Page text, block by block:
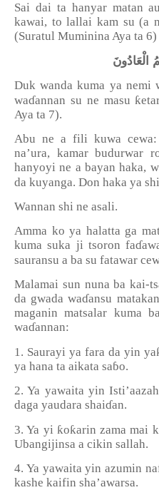
Sai dai ta hanyar matan
kawai, to lallai kam su (a
(Suratul Muminina Aya ta 6)
الْعَادُونَ
Duk wanda kuma ya nemi
waɗannan su ne masuƙ
Aya ta 7).
Abu ne a fili kuwa
na’ura, kamar budurwar
hanyoyi ne a bayan haka,
da kuyanga. Don haka ya
Wannan shi ne asali.
Amma ko ya halatta ga
kuma suka ji tsoron faɗ
sauransu a ba su fatawar
Malamai sun nuna ba kai-
da gwada waɗansu
maganin matsalar kuma
waɗannan:
1. Saurayi ya fara da yin ya
ya hana ta aikata saɓo.
2. Ya yawaita yin
daga yaudara shaiɗan.
3. Ya yi ƙoƙarin zama mai
Ubangijinsa a cikin sallah.
4. Ya yawaita yin azumin
kashe kaifin sha’awarsa.